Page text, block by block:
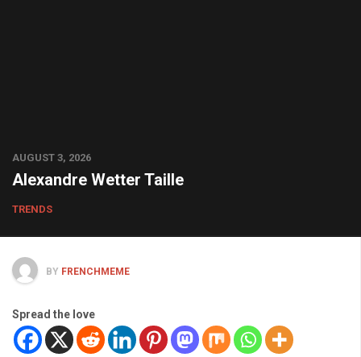
AUGUST 3, 2026
Alexandre Wetter Taille
TRENDS
BY FRENCHMEME
Spread the love